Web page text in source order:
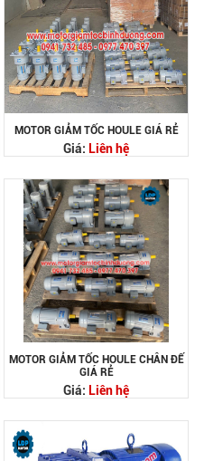
MOTOR GIẢM TỐC HOULE GIÁ RẺ
Giá: Liên hệ
MOTOR GIẢM TỐC HOULE CHÂN ĐẾ
GIÁ RẺ
Giá: Liên hệ